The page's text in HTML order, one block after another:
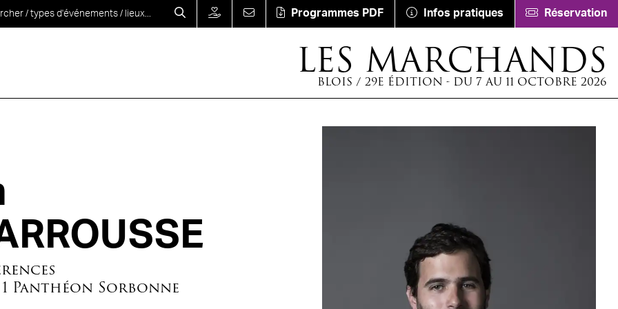
Programmes PDF Infos pratiques Réservation
LES MARCHANDS
BLOIS / 29E ÉDITION - DU 7 AU 11 OCTOBRE 2026
Panthéon Sorbonne